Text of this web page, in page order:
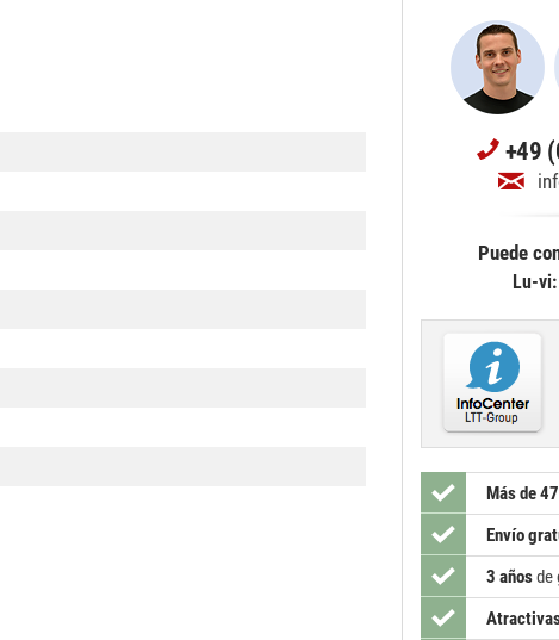
+49
Puede
Lu-vi:
Más de
Envío
3 añosde